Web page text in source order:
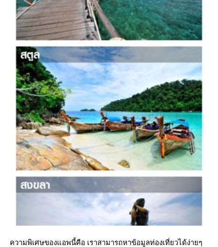
ความพิเศษของแอพนี้คือ เราสามารถหาข้อมูลท่องเที่ยวได้ง่ายๆ